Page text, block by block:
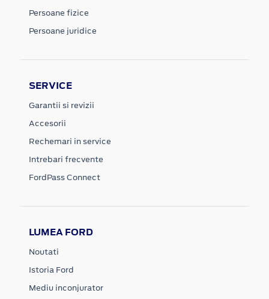
Persoane fizice
Persoane juridice
SERVICE
Garantii si revizii
Accesorii
Rechemari in service
Intrebari frecvente
FordPass Connect
LUMEA FORD
Noutati
Istoria Ford
Mediu inconjurator